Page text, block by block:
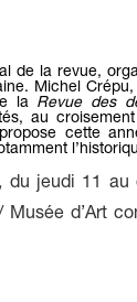
de la revue,
Michel
la Revue des
au
cette
, du jeudi 11 au
d’Art